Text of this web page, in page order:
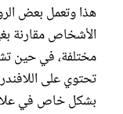
هذا وتعمل بعض
الأشخاص مقارنة
مختلفة، في حين
تحتوي على
بشكل خاص في